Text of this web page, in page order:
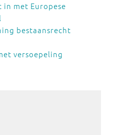
met Europese
bestaansrecht
versoepeling